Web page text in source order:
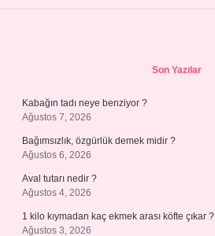
Son Yazılar
Kabağın tadı neye benziyor ?
Ağustos 7, 2026
Bağımsızlık, özgürlük demek midir ?
Ağustos 6, 2026
Aval tutarı nedir ?
Ağustos 4, 2026
1 kilo kıymadan kaç ekmek arası köfte çıkar ?
Ağustos 3, 2026